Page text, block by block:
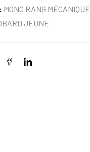
MONO RANG MÉCANIQUE
JEUNE